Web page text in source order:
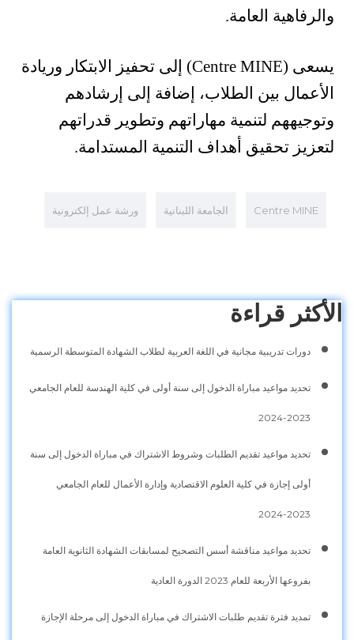
والرفاهية العامة.
يسعى (Centre MINE) إلى تحفيز الابتكار وريادة
الأعمال بين الطلاب، إضافة إلى إرشادهم
وتوجيههم لتنمية مهاراتهم وتطوير قدراتهم
لتعزيز تحقيق أهداف التنمية المستدامة.
Centre MINE الجامعة اللبنانية ورشة عمل إلكترونية
الأكثر قراءة
دورات تدريبية مجانية في اللغة العربية لطلاب الشهادة المتوسطة الرسمية
تحديد مواعيد مباراة الدخول إلى سنة أولى في كلية الهندسة للعام الجامعي
2023-2024
تحديد مواعيد تقديم الطلبات وشروط الاشتراك في مباراة الدخول إلى سنة
أولى إجازة في كلية العلوم الاقتصادية وإدارة الأعمال للعام الجامعي
2023-2024
تحديد مواعيد مناقشة أسس التصحيح لمسابقات الشهادة الثانوية العامة
بفروعها الأربعة للعام 2023 الدورة العادية
تمديد فترة تقديم طلبات الاشتراك في مباراة الدخول إلى مرحلة الإجازة